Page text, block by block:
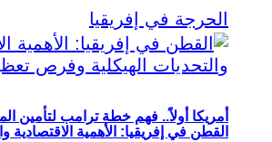
أمريكا أولاً.. فهم خطة ترامب لتأمين
القطن في إفريقيا: الأهمية الاقتصادية